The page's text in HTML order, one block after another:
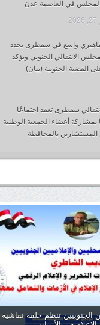
في العاصمة عدن
واسع في سقطرى يجدد
الانتقالي الجنوبي ويؤكد
القضية الجنوبية (بيان)
انتقالي سقطرى تعقد اجتماعًا
بمشاركة أعضاء الجمعية الوطنية
بالمحافظة
الجنوبيين تنظم حلقة نقاشية